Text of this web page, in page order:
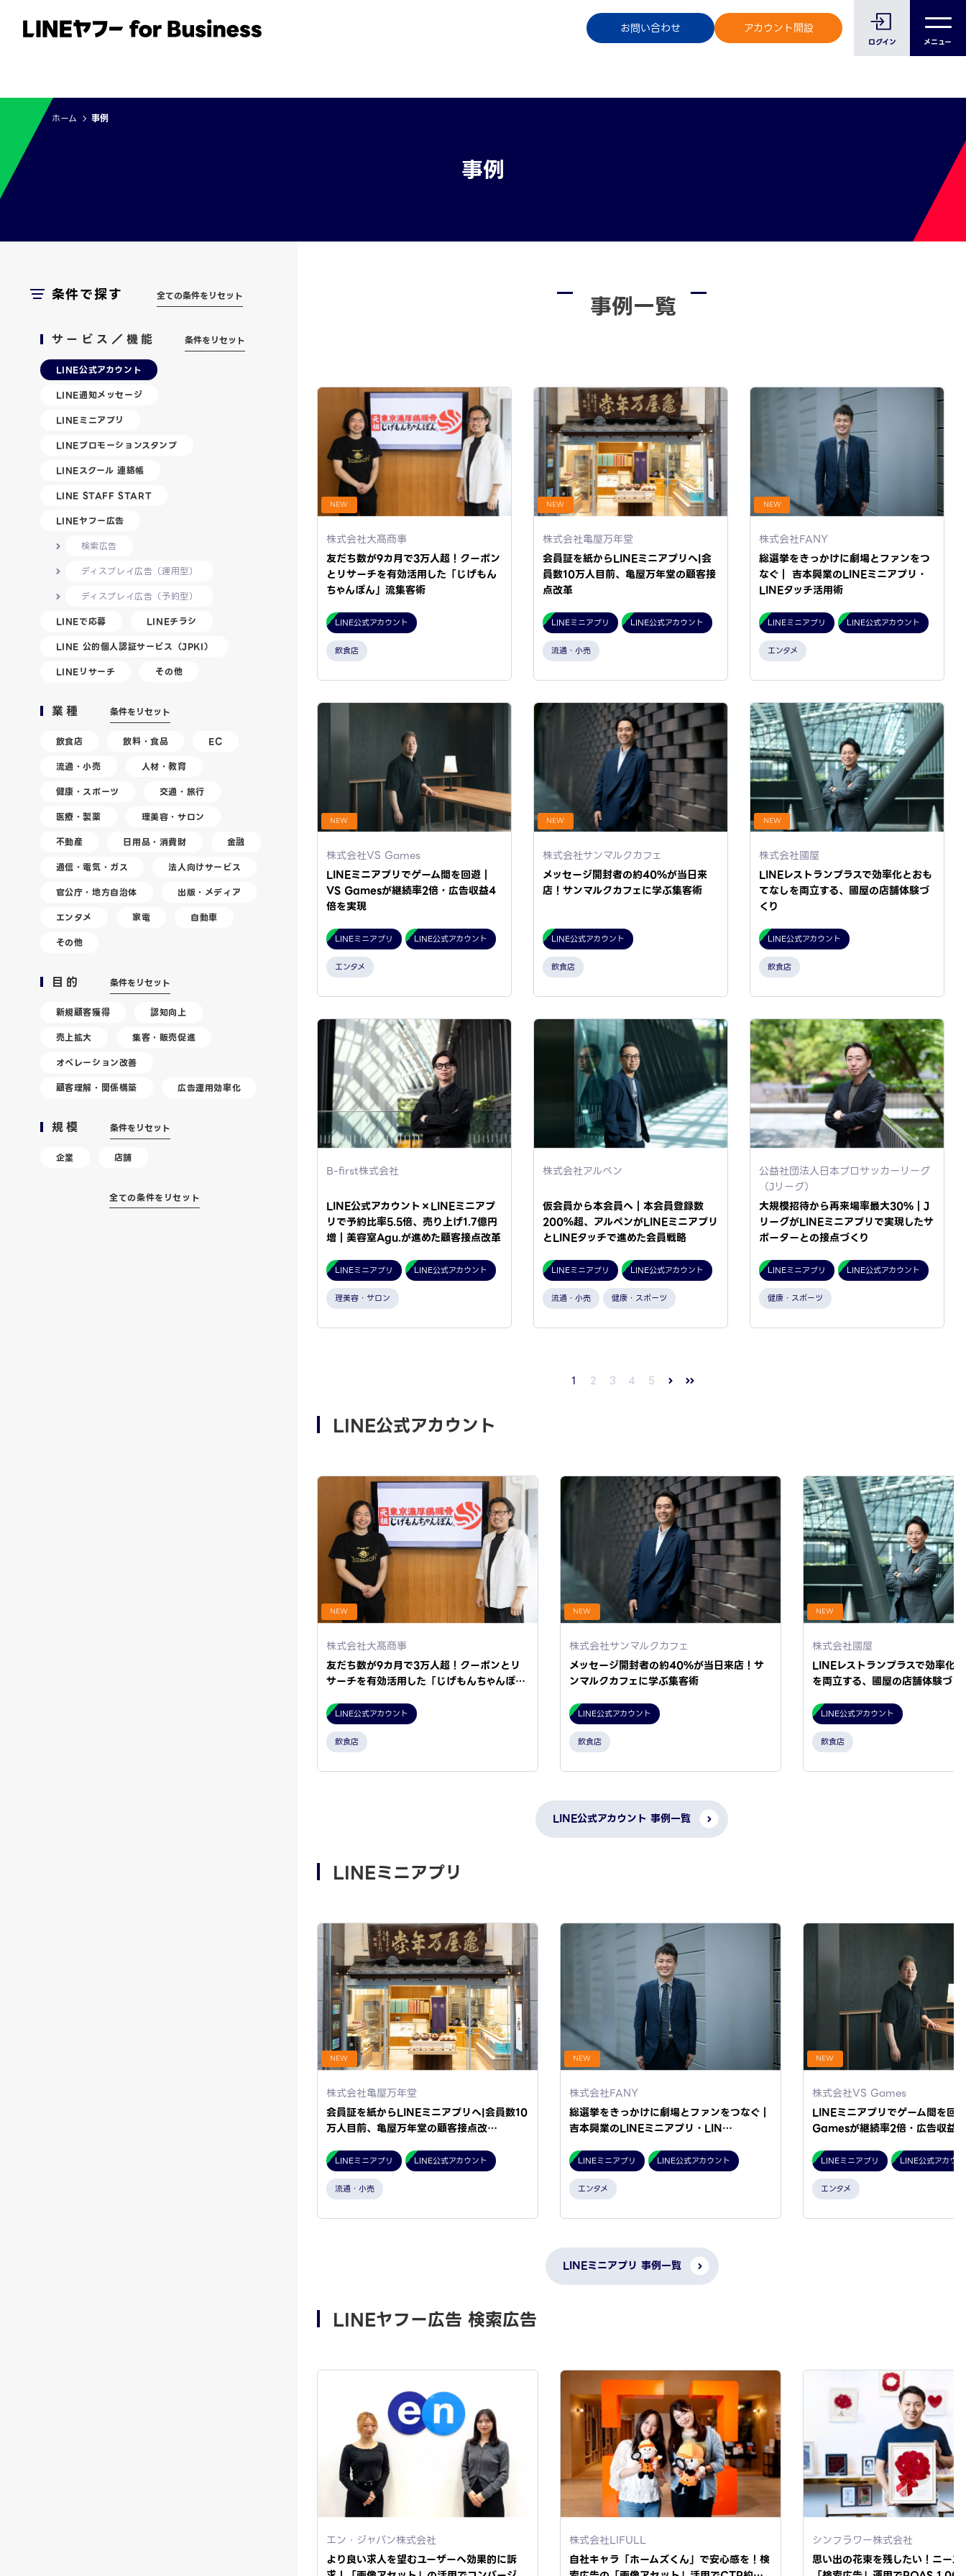
お問い合わせ アカウント開設
ログイン メニュー
サービス 事例 イベント・セミナー ご利用中のお客様へ
ホーム 事例
事例
事例一覧
条件で探す 全ての条件をリセット
サービス／機能 条件をリセット
LINE公式アカウント
LINE通知メッセージ
LINEミニアプリ
LINEプロモーションスタンプ
LINEスクール 連絡帳
LINE STAFF START
LINEヤフー広告
検索広告
ディスプレイ広告（運用型）
ディスプレイ広告（予約型）
LINEで応募
LINEチラシ
LINE 公的個人認証サービス（JPKI）
LINEリサーチ
その他
業種 条件をリセット
飲食店 飲料・食品
EC
流通・小売
人材・教育
健康・スポーツ
交通・旅行
医療・製薬
理美容・サロン
不動産
日用品・消費財
金融
通信・電気・ガス
法人向けサービス
官公庁・地方自治体
出版・メディア
エンタメ
家電
自動車
その他
目的 条件をリセット
新規顧客獲得
認知向上
売上拡大
集客・販売促進
オペレーション改善
顧客理解・関係構築
広告運用効率化
規模 条件をリセット
企業 店舗
全ての条件をリセット
NEW
株式会社大髙商事
友だち数が9カ月で3万人超！クーポン
とリサーチを有効活用した「じげもん
ちゃんぽん」流集客術
LINE公式アカウント
飲食店
NEW
株式会社亀屋万年堂
会員証を紙からLINEミニアプリへ|会
員数10万人目前、亀屋万年堂の顧客接
点改革
LINEミニアプリ LINE公式アカウント
流通・小売
NEW
株式会社FANY
総選挙をきっかけに劇場とファンをつ
なぐ｜ 吉本興業のLINEミニアプリ・
LINEタッチ活用術
LINEミニアプリ LINE公式アカウント
エンタメ
NEW
株式会社VS Games
LINEミニアプリでゲーム間を回遊｜
VS Gamesが継続率2倍・広告収益4
倍を実現
LINEミニアプリ LINE公式アカウント
エンタメ
NEW
株式会社サンマルクカフェ
メッセージ開封者の約40%が当日来
店！サンマルクカフェに学ぶ集客術
LINE公式アカウント
飲食店
NEW
株式会社國屋
LINEレストランプラスで効率化とおも
てなしを両立する、國屋の店舗体験づ
くり
LINE公式アカウント
飲食店
B-first株式会社
LINE公式アカウント×LINEミニアプ
リで予約比率5.5倍、売り上げ1.7億円
増｜美容室Agu.が進めた顧客接点改革
LINEミニアプリ LINE公式アカウント
理美容・サロン
株式会社アルペン
仮会員から本会員へ｜本会員登録数
200％超、アルペンがLINEミニアプリ
とLINEタッチで進めた会員戦略
LINEミニアプリ LINE公式アカウント
流通・小売 健康・スポーツ
公益社団法人日本プロサッカーリーグ
（Jリーグ）
大規模招待から再来場率最大30%｜J
リーグがLINEミニアプリで実現したサ
ポーターとの接点づくり
LINEミニアプリ LINE公式アカウント
健康・スポーツ
1 2 3 4 5
LINE公式アカウント
NEW
株式会社大髙商事
友だち数が9カ月で3万人超！クーポンとリ
サーチを有効活用した「じげもんちゃんぽ…
LINE公式アカウント
飲食店
NEW
株式会社サンマルクカフェ
メッセージ開封者の約40%が当日来店！サ
ンマルクカフェに学ぶ集客術
LINE公式アカウント
飲食店
NEW
株式会社國屋
LINEレストランプラスで効率化
を両立する、國屋の店舗体験づく
LINE公式アカウント
飲食店
LINE公式アカウント 事例一覧
LINEミニアプリ
NEW
株式会社亀屋万年堂
会員証を紙からLINEミニアプリへ|会員数10
万人目前、亀屋万年堂の顧客接点改…
LINEミニアプリ LINE公式アカウント
流通・小売
NEW
株式会社FANY
総選挙をきっかけに劇場とファンをつなぐ｜
吉本興業のLINEミニアプリ・LIN…
LINEミニアプリ LINE公式アカウント
エンタメ
NEW
株式会社VS Games
LINEミニアプリでゲーム間を回
Gamesが継続率2倍・広告収益
LINEミニアプリ LINE公式アカウ
エンタメ
LINEミニアプリ 事例一覧
LINEヤフー広告 検索広告
エン・ジャパン株式会社
より良い求人を望むユーザーへ効果的に訴
株式会社LIFULL
自社キャラ「ホームズくん」で安心感を！検
シンフラワー株式会社
思い出の花束を残したい！ニーズ